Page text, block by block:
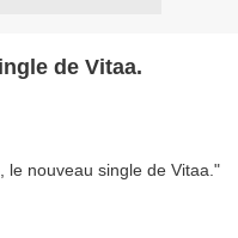
de Vitaa.